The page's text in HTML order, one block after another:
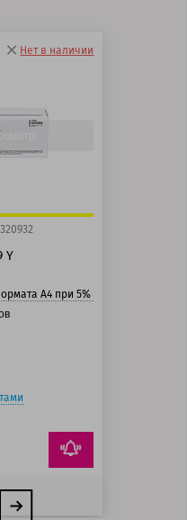
Нет в наличии
Y
A4 при 5% заполнении